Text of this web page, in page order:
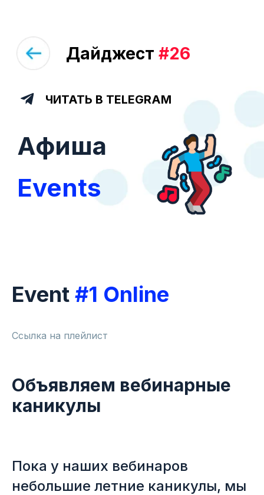
Афиша
Events
ЧИТАТЬ В TELEGRAM
Event #1 Online
Ссылка на плейлист
Объявляем вебинарные
каникулы
Пока у наших вебинаров
небольшие летние каникулы, мы